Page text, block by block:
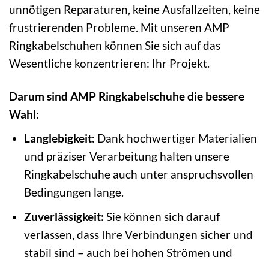
unnötigen Reparaturen, keine Ausfallzeiten, keine
frustrierenden Probleme. Mit unseren AMP
Ringkabelschuhen können Sie sich auf das
Wesentliche konzentrieren: Ihr Projekt.
Darum sind AMP Ringkabelschuhe die bessere
Wahl:
Langlebigkeit: Dank hochwertiger Materialien
und präziser Verarbeitung halten unsere
Ringkabelschuhe auch unter anspruchsvollen
Bedingungen lange.
Zuverlässigkeit: Sie können sich darauf
verlassen, dass Ihre Verbindungen sicher und
stabil sind – auch bei hohen Strömen und